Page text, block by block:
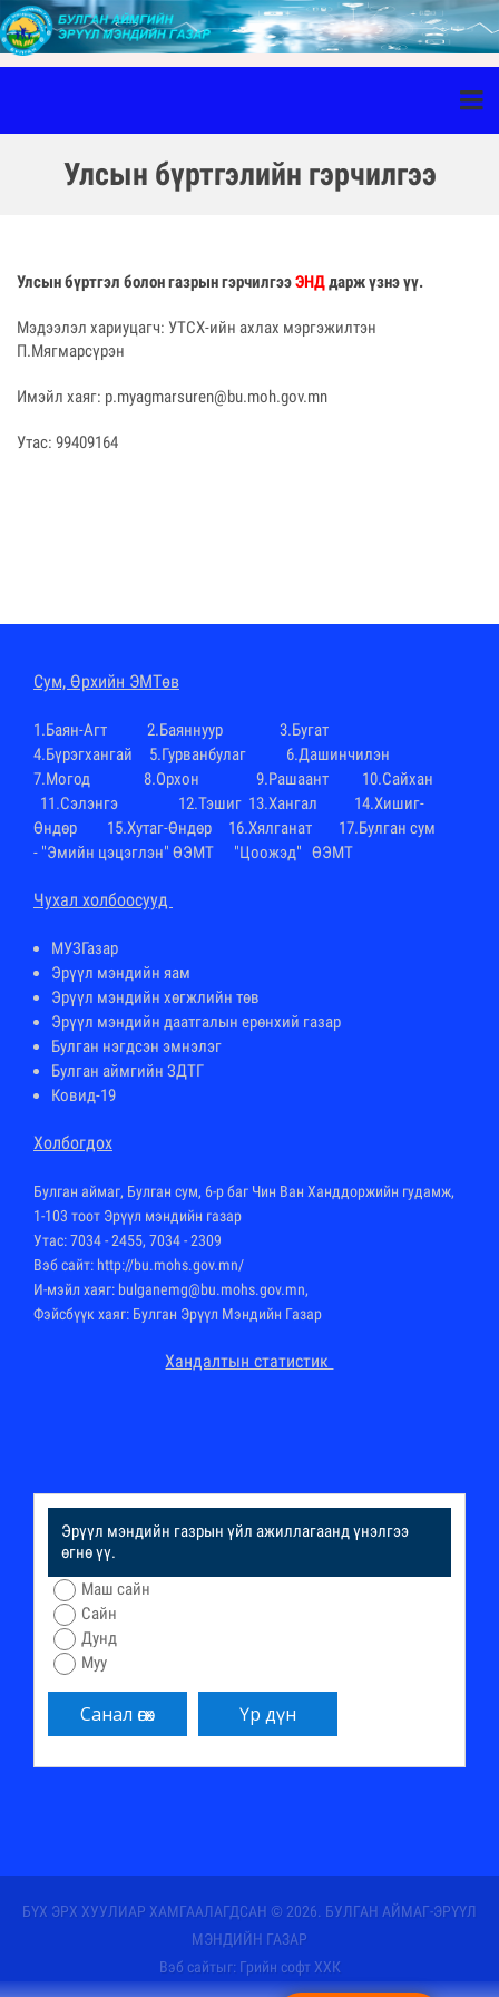
Улсын бүртгэлийн гэрчилгээ
Улсын бүртгэл болон газрын гэрчилгээЭНДдарж үзнэ үү.
Мэдээлэл хариуцагч: УТСХ-ийн ахлах мэргэжилтэн
П.Мягмарсүрэн
Имэйл хаяг: p.myagmarsuren@bu.moh.gov.mn
Утас: 99409164
Cум, Өрхийн ЭМТөв
1.Баян-Агт 2.Баяннуур 3.Бугат
4.Бүрэгхангай 5.Гурванбулаг 6.Дашинчилэн
7.Могод 8.Орхон 9.Рашаант 10.Сайхан
11.Сэлэнгэ 12.Тэшиг 13.Хангал 14.Хишиг-
Өндөр 15.Хутаг-Өндөр 16.Хялганат 17.Булган сум
- "Эмийн цэцэглэн" ӨЭМТ "Цоожэд" ӨЭМТ
Чухал холбоосууд
МУЗГазар
Эрүүл мэндийн яам
Эрүүл мэндийн хөгжлийн төв
Эрүүл мэндийн даатгалын ерөнхий газар
Булган нэгдсэн эмнэлэг
Булган аймгийн ЗДТГ
Ковид-19
Холбогдох
Булган аймаг, Булган сум, 6-р баг Чин Ван Ханддоржийн гудамж,
1-103 тоот Эрүүл мэндийн газар
Утас: 7034 - 2455, 7034 - 2309
Вэб сайт: http://bu.mohs.gov.mn/
И-мэйл хаяг: bulganemg@bu.mohs.gov.mn,
Фэйсбүүк хаяг: Булган Эрүүл Мэндийн Газар
Хандалтын статистик
Эрүүл мэндийн газрын үйл ажиллагаанд үнэлгээ
өгнө үү.
Маш сайн
Сайн
Дунд
Муу
БҮХ ЭРХ ХУУЛИАР ХАМГААЛАГДСАН © 2026. БУЛГАН АЙМАГ-ЭРҮҮЛ
МЭНДИЙН ГАЗАР
Вэб сайтыг: Грийн софт ХХК